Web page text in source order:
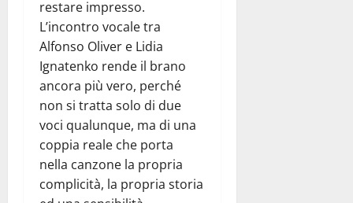
restare impresso.
L’incontro vocale tra
Alfonso Oliver e Lidia
Ignatenko rende il brano
ancora più vero, perché
non si tratta solo di due
voci qualunque, ma di una
coppia reale che porta
nella canzone la propria
complicità, la propria storia